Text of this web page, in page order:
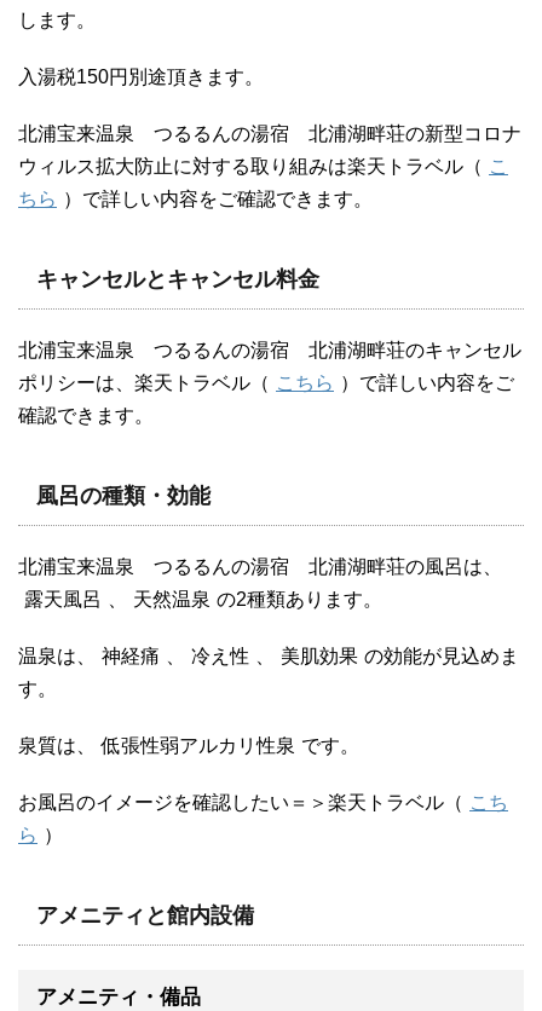
します。
入湯税150円別途頂きます。
北浦宝来温泉 つるるんの湯宿 北浦湖畔荘の新型コロナ
ウィルス拡大防止に対する取り組みは楽天トラベル（ こ
ちら ）で詳しい内容をご確認できます。
キャンセルとキャンセル料金
北浦宝来温泉 つるるんの湯宿 北浦湖畔荘のキャンセル
ポリシーは、楽天トラベル（ こちら ）で詳しい内容をご
確認できます。
風呂の種類・効能
北浦宝来温泉 つるるんの湯宿 北浦湖畔荘の風呂は、
露天風呂
天然温泉 の2種類あります。
温泉は、 神経痛 冷え性 美肌効果 の効能が見込めま
す。
泉質は、 低張性弱アルカリ性泉 です。
お風呂のイメージを確認したい＝＞楽天トラベル（ こち
ら ）
アメニティと館内設備
アメニティ・備品